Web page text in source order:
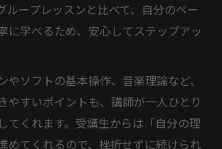
安心なDTMレッスン活用法紹介
ール初心者向けレッスンの魅力
ら始めるDTMプライベートレッス
めなくても大丈夫なDTMスクール
レッスンで分かるDTMスクールの
ループレッスンと比べて、自分のペー
に学べるため、安心してステップアッ
やソフトの基本操作、音楽理論など、
やすいポイントも、講師が一人ひとり
てくれます。受講生からは「自分の理